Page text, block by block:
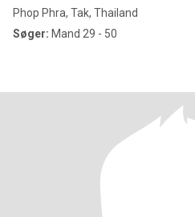
Phop Phra, Tak, Thailand
Søger: Mand 29 - 50